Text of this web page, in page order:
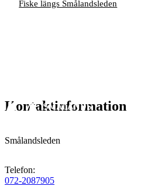
Fiske längs Smålandsleden
Kontaktinformation
Smålandsleden
Telefon:
072-2087905